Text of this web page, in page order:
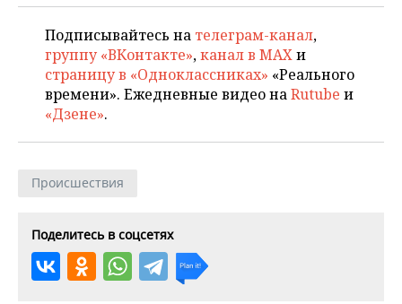
Подписывайтесь на телеграм-канал,
группу «ВКонтакте»,канал в MAXи
страницу в «Одноклассниках» «Реального
времени». Ежедневные видео наRutube и
«Дзене».
Происшествия
Поделитесь в соцсетях